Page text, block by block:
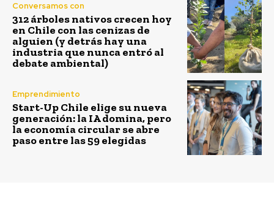
Conversamos con
312 árboles nativos crecen hoy
en Chile con las cenizas de
alguien (y detrás hay una
industria que nunca entró al
debate ambiental)
Emprendimiento
Start-Up Chile elige su nueva
generación: la IA domina, pero
la economía circular se abre
paso entre las 59 elegidas